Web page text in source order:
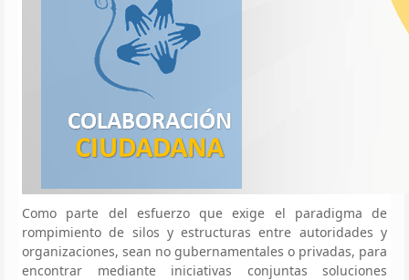
Como parte del esfuerzo que exige el paradigma de
rompimiento de silos y estructuras entre autoridades y
organizaciones, sean no gubernamentales o privadas, para
encontrar mediante iniciativas conjuntas soluciones